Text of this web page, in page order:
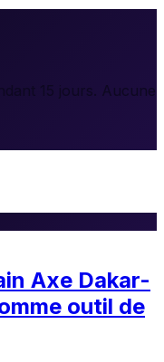
15 jours. Aucune
Axe Dakar-
outil de